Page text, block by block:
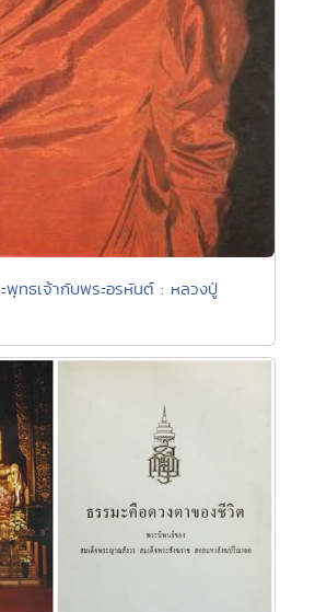
พุทธเจ้ากับพระอรหันต์ : หลวงปู่